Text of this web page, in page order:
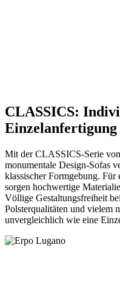
CLASSICS:
Einzelanfertigung
Mit der CLASSICS-Serie
monumentale Design-Sofas
klassischer Formgebung.
sorgen hochwertige
Völlige Gestaltungsfreiheit
Polsterqualitäten und vielem
unvergleichlich wie eine